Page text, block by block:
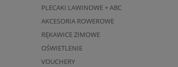
PLECAKI LAWINOWE + ABC
AKCESORIA ROWEROWE
RĘKAWICE ZIMOWE
OŚWIETLENIE
VOUCHERY